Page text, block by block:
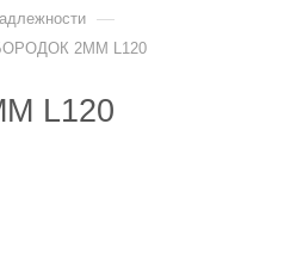
—
2ММ L120
L120